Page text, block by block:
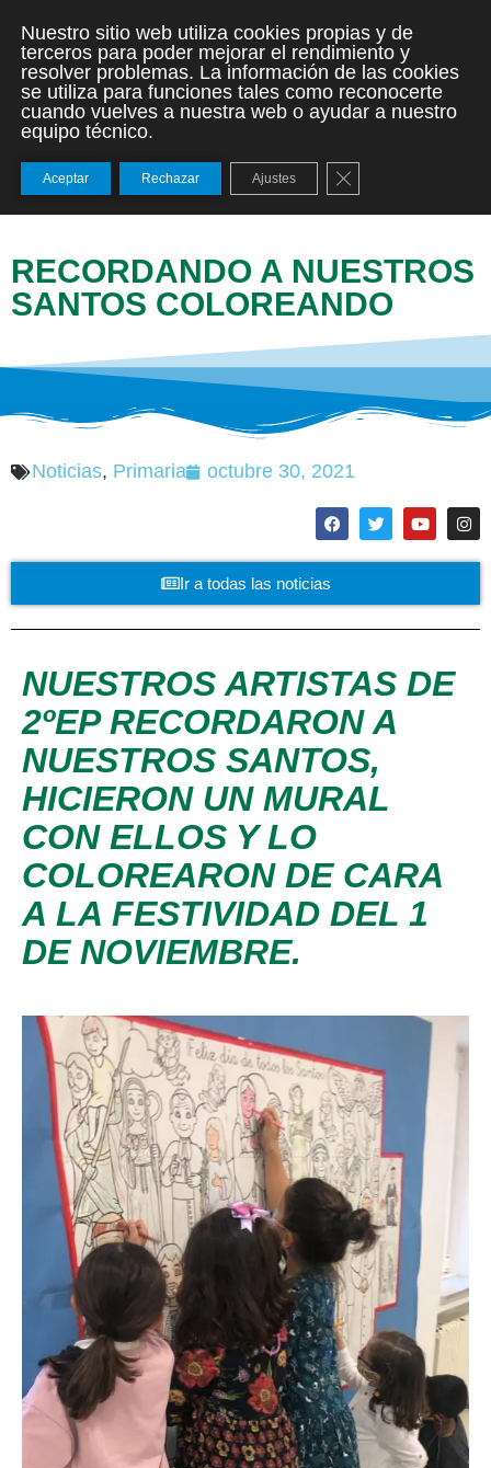
RECORDANDO A NUESTROS
SANTOS COLOREANDO
Noticias, Primaria octubre 30, 2021
Ir a todas las noticias
NUESTROS ARTISTAS DE
2ºEP RECORDARON A
NUESTROS SANTOS,
HICIERON UN MURAL
CON ELLOS Y LO
COLOREARON DE CARA
A LA FESTIVIDAD DEL 1
DE NOVIEMBRE.
Nuestro sitio web utiliza cookies propias y de
terceros para poder mejorar el rendimiento y
resolver problemas. La información de las cookies
se utiliza para funciones tales como reconocerte
cuando vuelves a nuestra web o ayudar a nuestro
equipo técnico.
Aceptar Rechazar Ajustes Cerrar el banner de